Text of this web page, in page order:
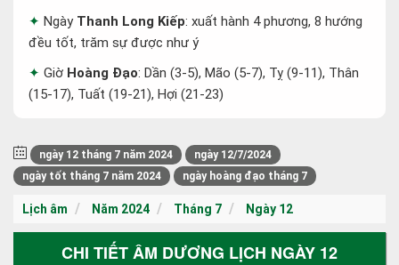
Ngày Thanh Long Kiếp: xuất hành 4 phương, 8 hướng
đều tốt, trăm sự được như ý
Giờ Hoàng Đạo: Dần (3-5), Mão (5-7), Tỵ (9-11), Thân
(15-17), Tuất (19-21), Hợi (21-23)
ngày 12 tháng 7 năm 2024
ngày 12/7/2024
ngày tốt tháng 7 năm 2024
ngày hoàng đạo tháng 7
Lịch âm Năm 2024 Tháng 7 Ngày 12
CHI TIẾT ÂM DƯƠNG LỊCH NGÀY 12